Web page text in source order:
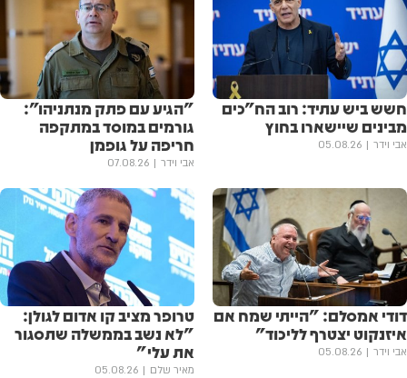
חשש ביש עתיד: רוב הח"כים
מבינים שיישארו בחוץ
אבי וידר 05.08.26
"הגיע עם פתק מנתניהו":
גורמים במוסד במתקפה
חריפה על גופמן
אבי וידר 07.08.26
דודי אמסלם: "הייתי שמח אם
איזנקוט יצטרף לליכוד"
אבי וידר 05.08.26
טרופר מציב קו אדום לגולן:
"לא נשב בממשלה שתסגור
את עלי"
מאיר שלם 05.08.26